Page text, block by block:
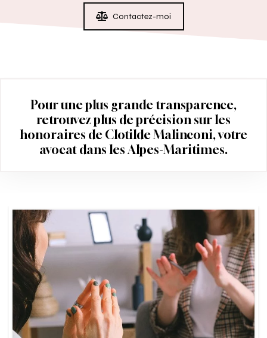
Contactez-moi
Pour une plus grande transparence,
retrouvez plus de précision sur les
honoraires de Clotilde Malinconi, votre
avocat dans les Alpes-Maritimes.